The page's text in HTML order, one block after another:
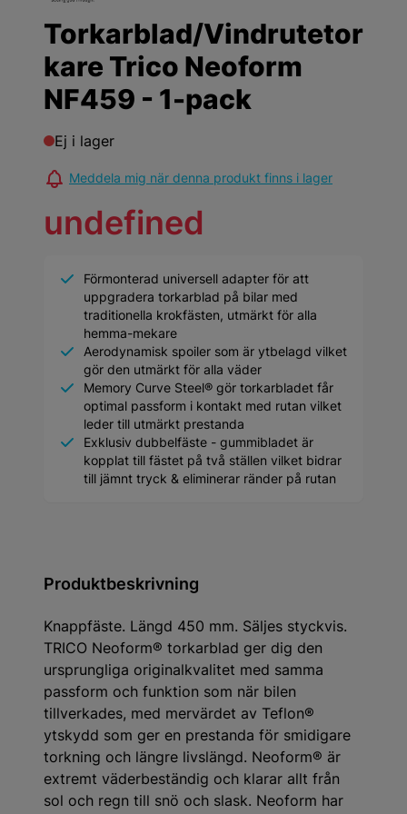
Torkarblad/Vindrutetor
kare Trico Neoform
NF459 - 1-pack
Ej i lager
Meddela mig när denna produkt finns i lager
undefined
Förmonterad universell adapter för att
uppgradera torkarblad på bilar med
traditionella krokfästen, utmärkt för alla
hemma-mekare
Aerodynamisk spoiler som är ytbelagd vilket
gör den utmärkt för alla väder
Memory Curve Steel® gör torkarbladet får
optimal passform i kontakt med rutan vilket
leder till utmärkt prestanda
Exklusiv dubbelfäste - gummibladet är
kopplat till fästet på två ställen vilket bidrar
till jämnt tryck & eliminerar ränder på rutan
Produktbeskrivning
Knappfäste. Längd 450 mm. Säljes styckvis.
TRICO Neoform® torkarblad ger dig den
ursprungliga originalkvalitet med samma
passform och funktion som när bilen
tillverkades, med mervärdet av Teflon®
ytskydd som ger en prestanda för smidigare
torkning och längre livslängd. Neoform® är
extremt väderbeständig och klarar allt från
sol och regn till snö och slask. Neoform har